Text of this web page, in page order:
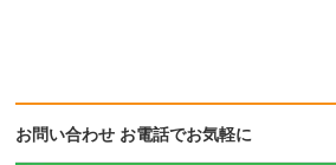
お問い合わせ お電話でお気軽に